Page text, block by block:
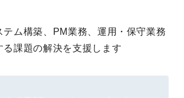
テム構築、PM業務、運用・保守業務
る課題の解決を支援します